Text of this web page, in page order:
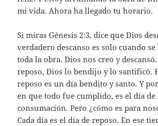
mi vida. Ahora ha llegado tu horario.
Si miras Génesis 2:3, dice que Dios
verdadero descanso es solo cuando
toda la obra. Dios nos creó y
reposo, Dios lo bendijo y lo santificó.
reposo es un día bendito y santo. Y
en que todo fue cumplido, es el día de
consumación. Pero ¿cómo es para
Cada día es el día de reposo. En ese